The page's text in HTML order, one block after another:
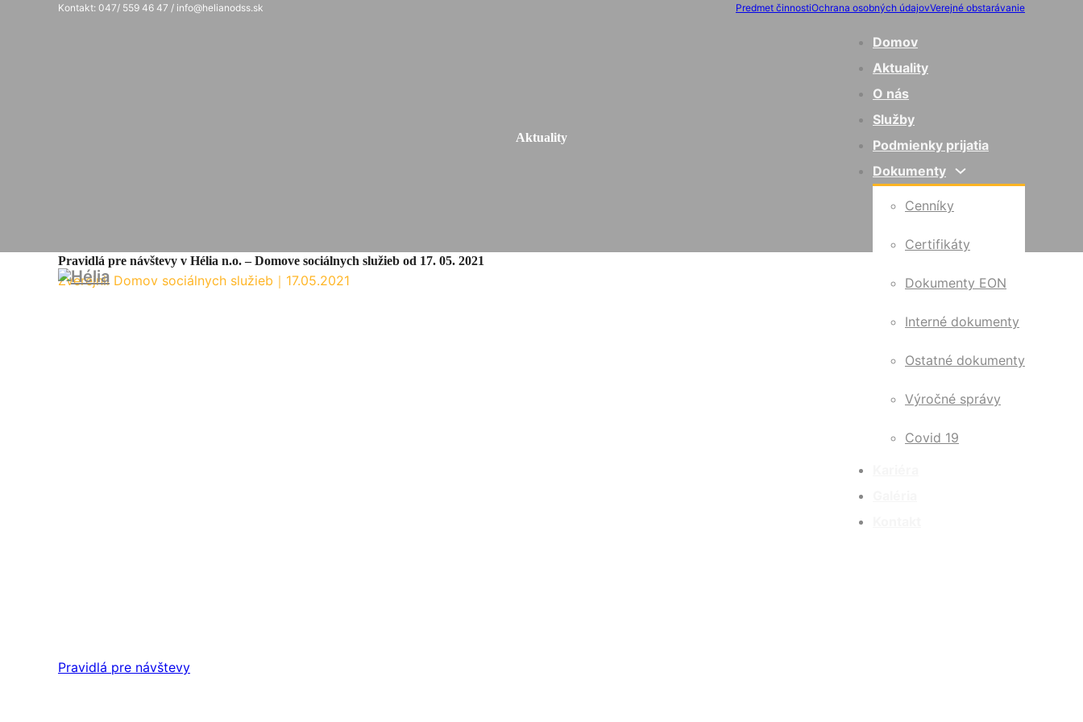
Kontakt: 047/ 559 46 47 / info@helianodss.sk Predmet činnostiOchrana osobných údajovVerejné obstarávanie
Domov
Aktuality
O nás
Služby
Podmienky prijatia
Dokumenty
Cenníky
Certifikáty
Dokumenty EON
Interné dokumenty
Ostatné dokumenty
Výročné správy
Covid 19
Aktuality
Pravidlá pre návštevy v Hélia n.o. – Domove sociálnych služieb od 17. 05. 2021
Zverejnil Domov sociálnych služieb ｜ 17.05.2021
Pravidlá pre návštevy